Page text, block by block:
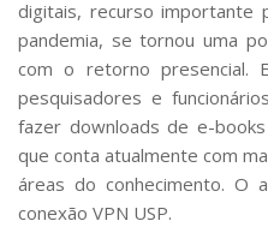
Apoio ao Estudante
Segurança, Trânsito e
RH, Administrativo e
Outros serviços
Comunicação
Assessorias e Mídias
Aplicativos e Sites
Jornal da USP
digitais, recurso importante
pandemia, se tornou uma
com o retorno presencial.
pesquisadores e
fazer downloads de e-
que conta atualmente com
áreas do conhecimento. O
conexão VPN USP.